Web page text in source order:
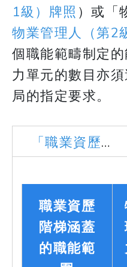
1級）牌照 ）或「
物業管理人（第2
個職能範疇制定
力單元的數目亦
局的指定要求。
「職業資歷階
版
職業資歷
階梯涵蓋
的職能範